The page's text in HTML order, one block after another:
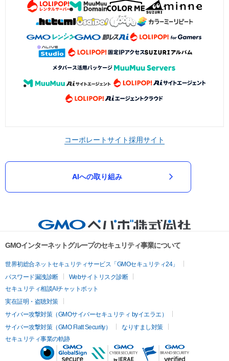
コーポレートサイト採用サイト
AIへの取り組み
GMOインターネットグループのセキュリティ事業について
世界初総合ネットセキュリティサービス「GMOセキュリティ24」
パスワード漏洩診断
Webサイトリスク診断
セキュリティ相談AIチャットボット
実在証明・盗聴対策
サイバー攻撃対策（GMOサイバーセキュリティ byイエラエ）
サイバー攻撃対策（GMO Flatt Security）
なりすまし対策
セキュリティ事業の軌跡